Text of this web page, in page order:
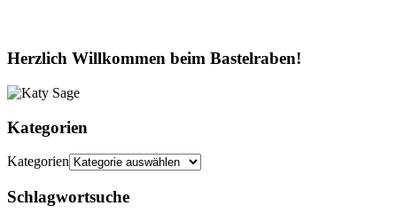
Herzlich Willkommen beim Bastelraben!
Kategorien
Kategorien
Schlagwortsuche